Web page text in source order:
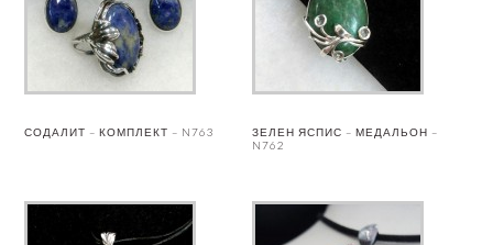
СОДАЛИТ – КОМПЛЕКТ – N763
ЗЕЛЕН ЯСПИС – МЕДАЛЬОН –
N762